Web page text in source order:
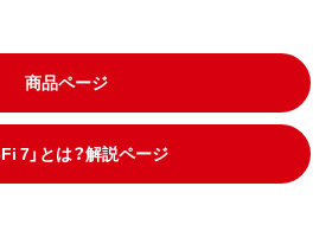
商品ページ
Fi 7」とは？解説ページ